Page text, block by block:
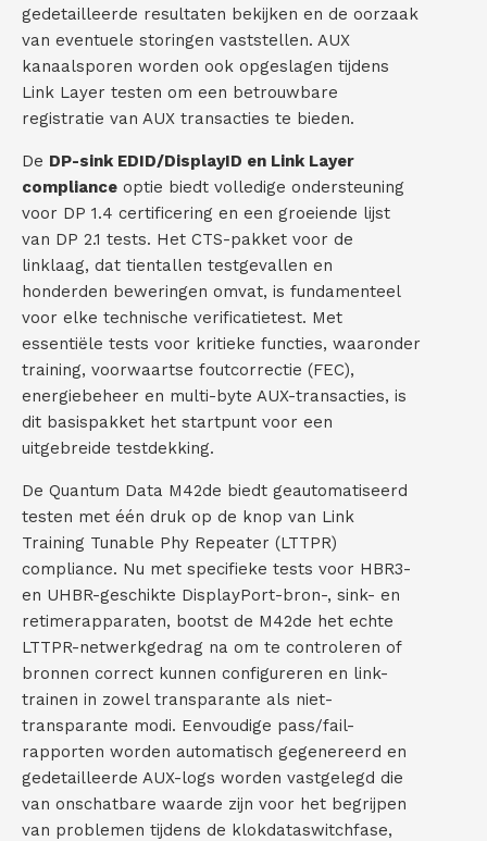
gedetailleerde resultaten bekijken en de oorzaak
van eventuele storingen vaststellen. AUX
kanaalsporen worden ook opgeslagen tijdens
Link Layer testen om een betrouwbare
registratie van AUX transacties te bieden.
De DP-sink EDID/DisplayID en Link Layer
compliance optie biedt volledige ondersteuning
voor DP 1.4 certificering en een groeiende lijst
van DP 2.1 tests. Het CTS-pakket voor de
linklaag, dat tientallen testgevallen en
honderden beweringen omvat, is fundamenteel
voor elke technische verificatietest. Met
essentiële tests voor kritieke functies, waaronder
training, voorwaartse foutcorrectie (FEC),
energiebeheer en multi-byte AUX-transacties, is
dit basispakket het startpunt voor een
uitgebreide testdekking.
De Quantum Data M42de biedt geautomatiseerd
testen met één druk op de knop van Link
Training Tunable Phy Repeater (LTTPR)
compliance. Nu met specifieke tests voor HBR3-
en UHBR-geschikte DisplayPort-bron-, sink- en
retimerapparaten, bootst de M42de het echte
LTTPR-netwerkgedrag na om te controleren of
bronnen correct kunnen configureren en link-
trainen in zowel transparante als niet-
transparante modi. Eenvoudige pass/fail-
rapporten worden automatisch gegenereerd en
gedetailleerde AUX-logs worden vastgelegd die
van onschatbare waarde zijn voor het begrijpen
van problemen tijdens de klokdataswitchfase,